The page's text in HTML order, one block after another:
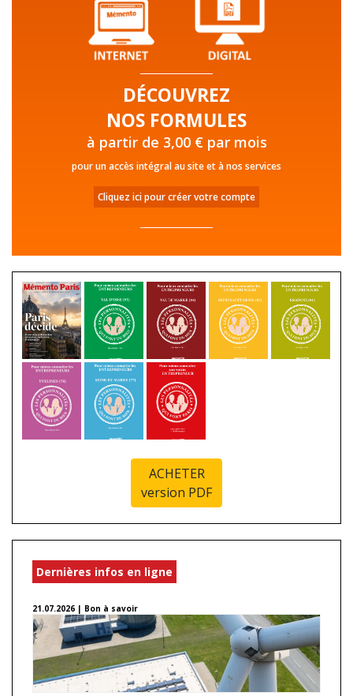
DÉCOUVREZ
NOS FORMULES
à partir de 3,00 € par mois
pour un accès intégral au site et à nos services
Cliquez ici pour créer votre compte
ACHETER
version PDF
Dernières infos en ligne
21.07.2026 | Bon à savoir